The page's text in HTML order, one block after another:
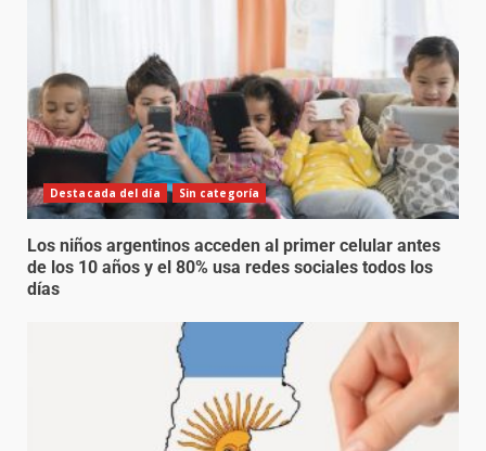
Destacada del día Sin categoría
Los niños argentinos acceden al primer celular antes
de los 10 años y el 80% usa redes sociales todos los
días